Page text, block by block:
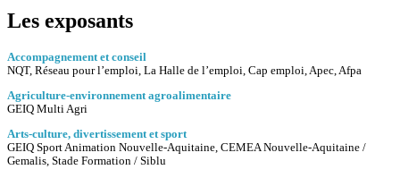
Les exposants
Accompagnement et conseil
NQT, Réseau pour l’emploi, La Halle de l’emploi, Cap emploi, Apec, Afpa
Agriculture-environnement agroalimentaire
GEIQ Multi Agri
Arts-culture, divertissement et sport
GEIQ Sport Animation Nouvelle-Aquitaine, CEMEA Nouvelle-Aquitaine /
Gemalis, Stade Formation / Siblu